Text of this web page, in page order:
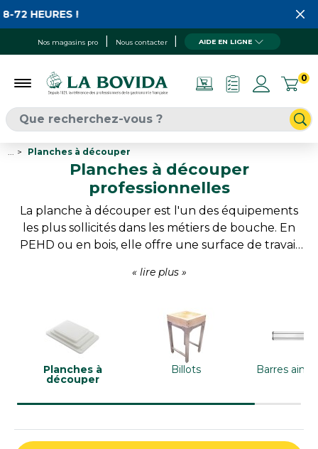
Nos magasins pro Nous contacter AIDE EN LIGNE
0
!
Planches à découper
Planches à découper
professionnelles
La planche à découper est l'un des équipements
les plus sollicités dans les métiers de bouche. En
PEHD ou en bois, elle offre une surface de travail
grâce au code couleur. Résistantes et faciles à
des bonnes pratiques d'hygiène tout en assurant
un excellent confort de découpe. Un
indispensable pour travailler efficacement au
quotidien.
Planches à
découper
Billots Barres